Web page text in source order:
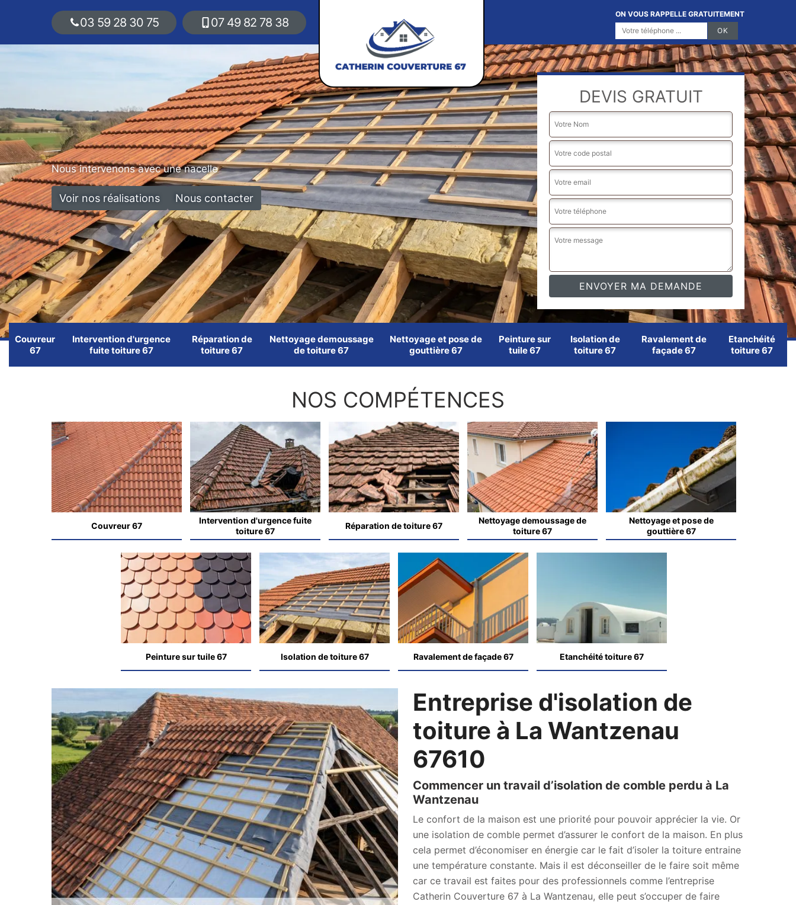
03 59 28 30 75 07 49 82 78 38
ON VOUS RAPPELLE GRATUITEMENT
Nous intervenons avec une nacelle
Voir nos réalisations Nous contacter
DEVIS GRATUIT
Couvreur
67
Intervention d'urgence
fuite toiture 67
Réparation de
toiture 67
Nettoyage demoussage
de toiture 67
Nettoyage et pose de
gouttière 67
Peinture sur
tuile 67
Isolation de
toiture 67
Ravalement de
façade 67
Etanchéité
toiture 67
NOS COMPÉTENCES
Couvreur 67
Intervention d'urgence fuite
toiture 67
Réparation de toiture 67
Nettoyage demoussage de
toiture 67
Nettoyage et pose de
gouttière 67
Peinture sur tuile 67 Isolation de toiture 67 Ravalement de façade 67 Etanchéité toiture 67
Entreprise d'isolation de
toiture à La Wantzenau
67610
Commencer un travail d’isolation de comble perdu à La
Wantzenau
Le confort de la maison est une priorité pour pouvoir apprécier la vie. Or
une isolation de comble permet d’assurer le confort de la maison. En plus
cela permet d’économiser en énergie car le fait d’isoler la toiture entraine
une température constante. Mais il est déconseiller de le faire soit même
car ce travail est faites pour des professionnels comme l’entreprise
Catherin Couverture 67 à La Wantzenau, elle peut s’occuper de faire